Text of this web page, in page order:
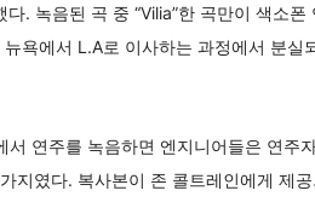
. 녹음된 곡 중 “Vilia”한 곡만이 색소폰
욕에서 L.A로 이사하는 과정에서 분실
연주를 녹음하면 엔지니어들은 연주
지였다. 복사본이 존 콜트레인에게 제공